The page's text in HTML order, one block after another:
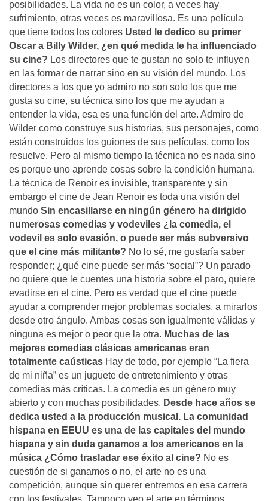
posibilidades. La vida no es un color, a veces hay
sufrimiento, otras veces es maravillosa. Es una película
que tiene todos los colores Usted le dedico su primer
Oscar a Billy Wilder, ¿en qué medida le ha influenciado
su cine? Los directores que te gustan no solo te influyen
en las formar de narrar sino en su visión del mundo. Los
directores a los que yo admiro no son solo los que me
gusta su cine, su técnica sino los que me ayudan a
entender la vida, esa es una función del arte. Admiro de
Wilder como construye sus historias, sus personajes, como
están construidos los guiones de sus películas, como los
resuelve. Pero al mismo tiempo la técnica no es nada sino
es porque uno aprende cosas sobre la condición humana.
La técnica de Renoir es invisible, transparente y sin
embargo el cine de Jean Renoir es toda una visión del
mundo Sin encasillarse en ningún género ha dirigido
numerosas comedias y vodeviles ¿la comedia, el
vodevil es solo evasión, o puede ser más subversivo
que el cine más militante? No lo sé, me gustaría saber
responder; ¿qué cine puede ser más “social”? Un parado
no quiere que le cuentes una historia sobre el paro, quiere
evadirse en el cine. Pero es verdad que el cine puede
ayudar a comprender mejor problemas sociales, a mirarlos
desde otro ángulo. Ambas cosas son igualmente válidas y
ninguna es mejor o peor que la otra. Muchas de las
mejores comedias clásicas americanas eran
totalmente caústicas Hay de todo, por ejemplo “La fiera
de mi niña” es un juguete de entretenimiento y otras
comedias más críticas. La comedia es un género muy
abierto y con muchas posibilidades. Desde hace años se
dedica usted a la producción musical. La comunidad
hispana en EEUU es una de las capitales del mundo
hispana y sin duda ganamos a los americanos en la
música ¿Cómo trasladar ese éxito al cine? No es
cuestión de si ganamos o no, el arte no es una
competición, aunque sin querer entremos en esa carrera